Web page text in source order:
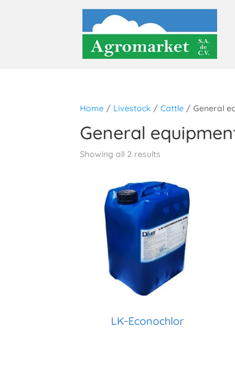
Home / Livestock /Cattle / General
General
Showing all 2 results
LK-Econochlor